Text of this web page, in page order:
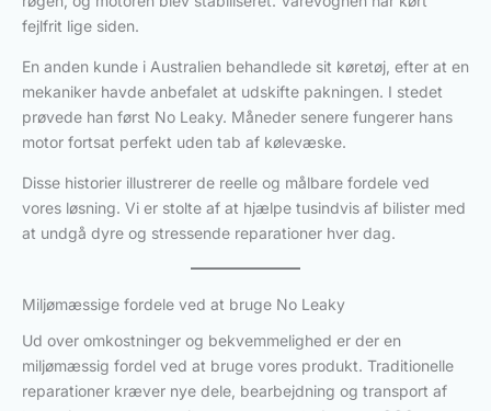
fejlfrit lige siden.
En anden kunde i Australien behandlede sit køretøj, efter at en
mekaniker havde anbefalet at udskifte pakningen. I stedet
prøvede han først No Leaky. Måneder senere fungerer hans
motor fortsat perfekt uden tab af kølevæske.
Disse historier illustrerer de reelle og målbare fordele ved
vores løsning. Vi er stolte af at hjælpe tusindvis af bilister med
at undgå dyre og stressende reparationer hver dag.
Miljømæssige fordele ved at bruge No Leaky
Ud over omkostninger og bekvemmelighed er der en
miljømæssig fordel ved at bruge vores produkt. Traditionelle
reparationer kræver nye dele, bearbejdning og transport af